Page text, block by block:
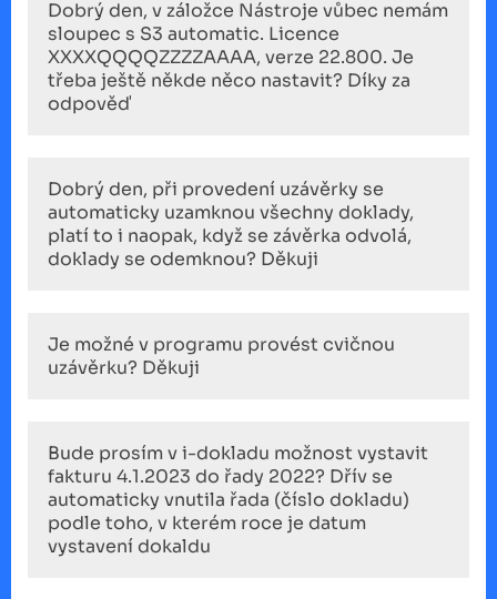
Dobrý den, v záložce Nástroje vůbec nemám
sloupec s S3 automatic. Licence
XXXXQQQQZZZZAAAA, verze 22.800. Je
třeba ještě někde něco nastavit? Díky za
odpověď
Dobrý den, při provedení uzávěrky se
automaticky uzamknou všechny doklady,
platí to i naopak, když se závěrka odvolá,
doklady se odemknou? Děkuji
Je možné v programu provést cvičnou
uzávěrku? Děkuji
Bude prosím v i-dokladu možnost vystavit
fakturu 4.1.2023 do řady 2022? Dřív se
automaticky vnutila řada (číslo dokladu)
podle toho, v kterém roce je datum
vystavení dokaldu